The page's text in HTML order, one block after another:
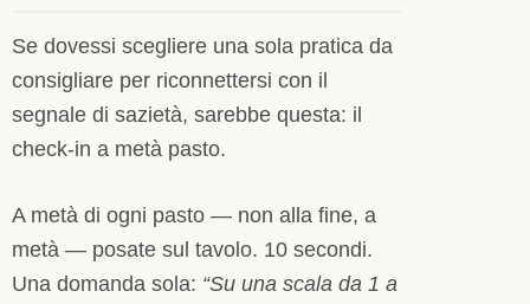
Se dovessi scegliere una sola pratica da
consigliare per riconnettersi con il
segnale di sazietà, sarebbe questa: il
check-in a metà pasto.
A metà di ogni pasto — non alla fine, a
metà — posate sul tavolo. 10 secondi.
Una domanda sola: “Su una scala da 1 a